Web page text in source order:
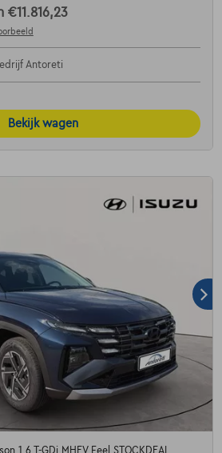
€11.816,23
Antoreti
Bekijk wagen